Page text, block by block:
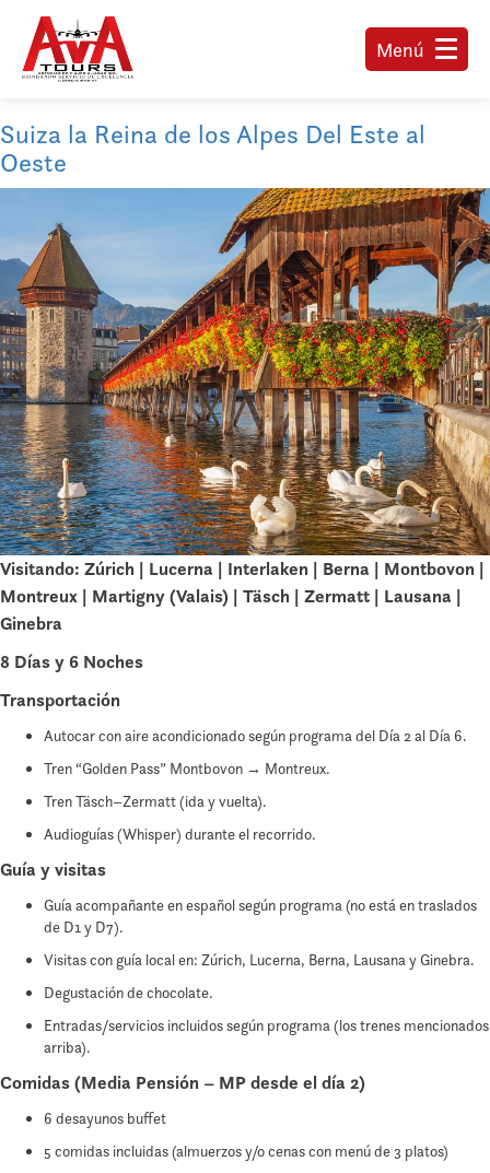
Menú
Suiza la Reina de los Alpes Del Este al
Oeste
Visitando: Zúrich | Lucerna | Interlaken | Berna | Montbovon |
Montreux | Martigny (Valais) | Täsch | Zermatt | Lausana |
Ginebra
8 Días y6 Noches
Transportación
Autocar con aire acondicionado según programa del Día 2 al Día 6.
Tren “Golden Pass” Montbovon → Montreux.
Tren Täsch–Zermatt (ida y vuelta).
Audioguías (Whisper) durante el recorrido.
Guía y visitas
Guía acompañante en español según programa (no está en traslados
de D1 y D7).
Visitas con guía local en: Zúrich, Lucerna, Berna, Lausana y Ginebra.
Degustación de chocolate.
Entradas/servicios incluidos según programa (los trenes mencionados
arriba).
Comidas (Media Pensión – MP desde el día 2)
6 desayunos buffet
5 comidas incluidas (almuerzos y/o cenas con menú de 3 platos)